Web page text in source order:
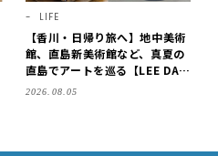
LIFE
【香川・日帰り旅へ】地中美術
館、直島新美術館など、真夏の
直島でアートを巡る【LEE DAY
S club ミワコ】
2026.08.05